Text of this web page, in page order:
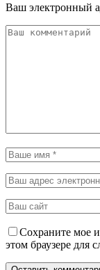
Ваш электронный
Сохраните мое
этом браузере для